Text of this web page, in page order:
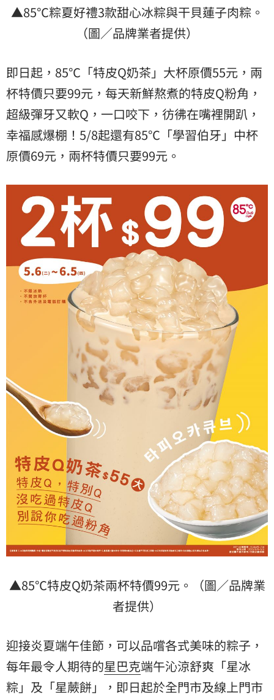
▲85℃粽夏好禮3款甜心冰粽與干貝蓮子肉粽。
（圖／品牌業者提供）
即日起，85℃「特皮Q奶茶」大杯原價55元，兩
杯特價只要99元，每天新鮮熬煮的特皮Q粉角，
超級彈牙又軟Q，一口咬下，彷彿在嘴裡開趴，
幸福感爆棚！5/8起還有85℃「學習伯牙」中杯
原價69元，兩杯特價只要99元。
▲85℃特皮Q奶茶兩杯特價99元。（圖／品牌業
者提供）
迎接炎夏端午佳節，可以品嚐各式美味的粽子，
每年最令人期待的星巴克端午沁涼舒爽「星冰
粽」及「星蕨餅」，即日起於全門市及線上門市